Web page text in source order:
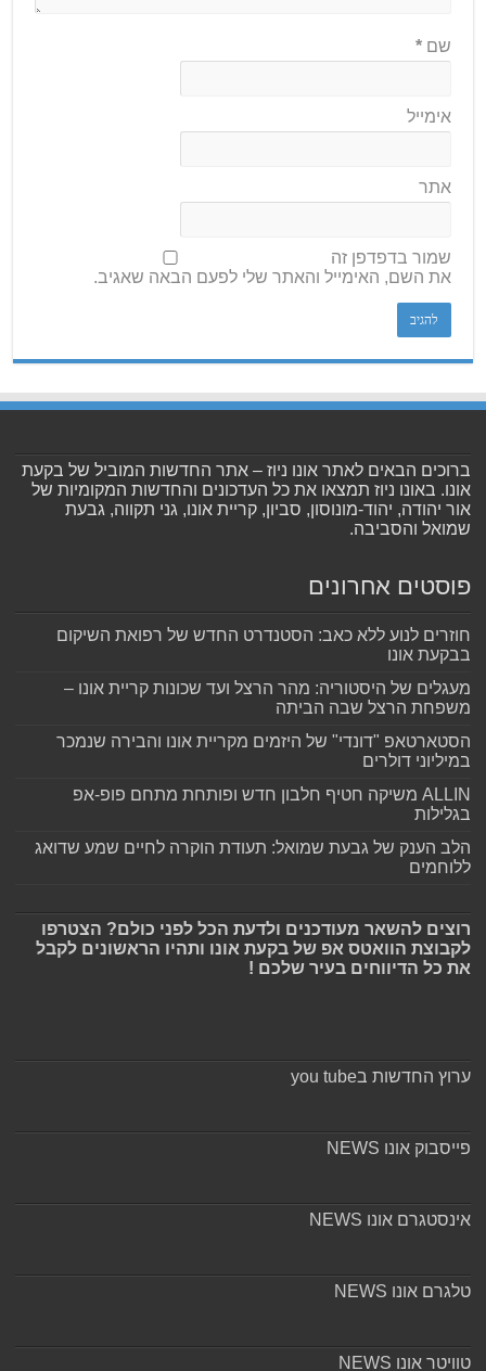
שם*
אימייל
אתר
שמור בדפדפן זה
את השם, האימייל והאתר שלי לפעם הבאה שאגיב.
ברוכים הבאים לאתר אונו ניוז – אתר החדשות המוביל של בקעת
אונו. באונו ניוז תמצאו את כל העדכונים והחדשות המקומיות של
אור יהודה, יהוד-מונוסון, סביון, קריית אונו, גני תקווה, גבעת
שמואל והסביבה.
פוסטים אחרונים
חוזרים לנוע ללא כאב: הסטנדרט החדש של רפואת השיקום
בבקעת אונו
מעגלים של היסטוריה: מהר הרצל ועד שכונות קריית אונו –
משפחת הרצל שבה הביתה
הסטארטאפ "דונדי" של היזמים מקריית אונו והבירה שנמכר
במיליוני דולרים
ALLIN משיקה חטיף חלבון חדש ופותחת מתחם פופ-אפ
בגלילות
הלב הענק של גבעת שמואל: תעודת הוקרה לחיים שמע שדואג
ללוחמים
רוצים להשאר מעודכנים ולדעת הכל לפני כולם? הצטרפו
לקבוצת הוואטס אפ של בקעת אונו ותהיו הראשונים לקבל
את כל הדיווחים בעיר שלכם !
ערוץ החדשות בyou tube
פייסבוק אונו NEWS
אינסטגרם אונו NEWS
טלגרם אונו NEWS
טוויטר אונו NEWS